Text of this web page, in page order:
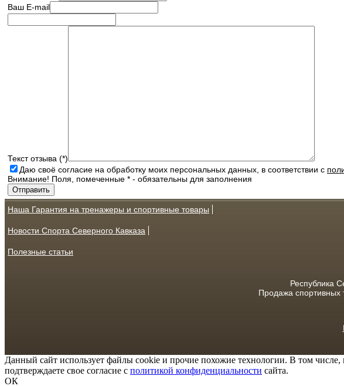
Ваш E-mail
Текст отзыва (*)
Даю своё согласие на обработку моих персональных данных, в соответствии с
Внимание! Поля, помеченные * - обязательны для заполнения
Наша Гарантия на тренажеры и спортивные товары
Новости Спорта Северного Кавказа
Полезные статьи
Республика
Продажа спортивных
Данный сайт использует файлы cookie и прочие похожие технологии. В том
подтверждаете свое согласие с политикой конфиденциальности сайта.
ОК